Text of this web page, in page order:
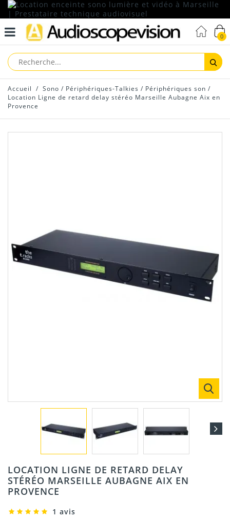
0
Accueil / Sono / Périphériques-Talkies / Périphériques son /
Location Ligne de retard delay stéréo Marseille Aubagne Aix en
Provence
LOCATION LIGNE DE RETARD DELAY
STÉRÉO MARSEILLE AUBAGNE AIX EN
PROVENCE
1 avis